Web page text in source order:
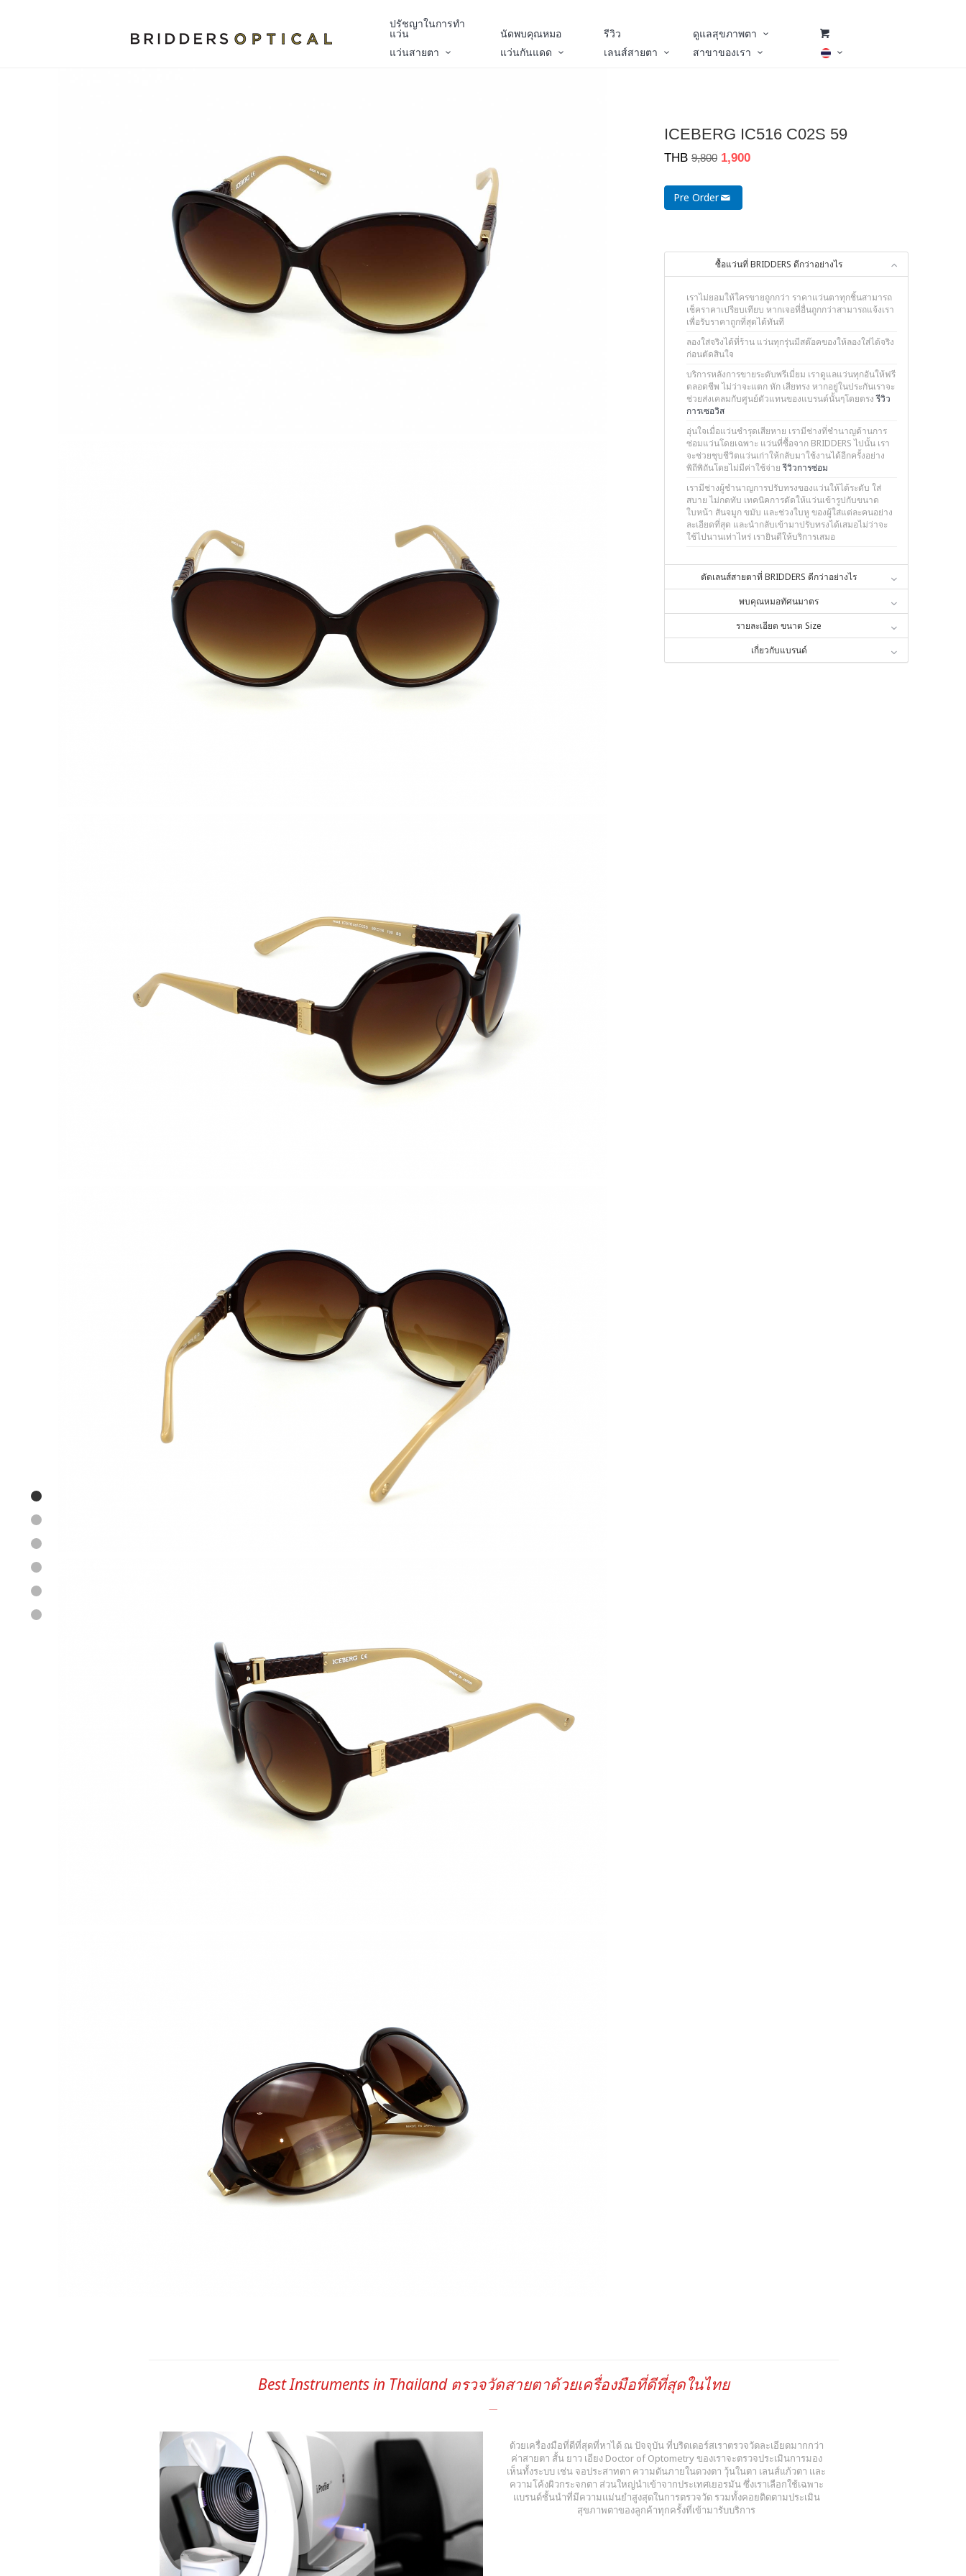
ปรัชญาในการทำ
แว่น นัดพบคุณหมอ รีวิว
ดูแลสุขภาพตา
แว่นสายตา
แว่นกันแดด เลนส์สายตา สาขาของเรา
ICEBERG IC516 C02S 59
THB 9,800 1,900
Pre Order
ซื้อแว่นที่ BRIDDERS ดีกว่าอย่างไร
เราไม่ยอมให้ใครขายถูกกว่า ราคาแว่นตาทุกชิ้นสามารถ
เช็คราคาเปรียบเทียบ หากเจอที่อื่นถูกกว่าสามารถแจ้งเรา
เพื่อรับราคาถูกที่สุดได้ทันที
ลองใส่จริงได้ที่ร้าน แว่นทุกรุ่นมีสต๊อคของให้ลองใส่ได้จริง
ก่อนตัดสินใจ
บริการหลังการขายระดับพรีเมี่ยม เราดูแลแว่นทุกอันให้ฟรี
ตลอดชีพ ไม่ว่าจะแตก หัก เสียทรง หากอยู่ในประกันเราจะ
ช่วยส่งเคลมกับศูนย์ตัวแทนของแบรนด์นั้นๆโดยตรงรีวิว
การเซอวิส
อุ่นใจเมื่อแว่นชำรุดเสียหาย เรามีช่างที่ชำนาญด้านการ
ซ่อมแว่นโดยเฉพาะ แว่นที่ซื้อจาก BRIDDERS ไปนั้น เรา
จะช่วยชุบชีวิตแว่นเก่าให้กลับมาใช้งานได้อีกครั้งอย่าง
พิถีพิถันโดยไม่มีค่าใช้จ่ายรีวิวการซ่อม
เรามีช่างผู้ชำนาญการปรับทรงของแว่นให้ได้ระดับ ใส่
สบาย ไม่กดทับ เทคนิคการดัดให้แว่นเข้ารูปกับขนาด
ใบหน้า สันจมูก ขมับ และช่วงใบหู ของผู้ใส่แต่ละคนอย่าง
ละเอียดที่สุด และนำกลับเข้ามาปรับทรงได้เสมอไม่ว่าจะ
ใช้ไปนานเท่าไหร่ เรายินดีให้บริการเสมอ
ตัดเลนส์สายตาที่ BRIDDERS ดีกว่าอย่างไร
พบคุณหมอทัศนมาตร
รายละเอียด ขนาด Size
เกี่ยวกับแบรนด์
Best Instruments in Thailand ตรวจวัดสายตาด้วยเครื่องมือที่ดีที่สุดในไทย
ด้วยเครื่องมือที่ดีที่สุดที่หาได้ ณ ปัจจุบัน ที่บริดเดอร์สเราตรวจวัดละเอียดมากกว่า
ค่าสายตา สั้น ยาว เอียง Doctor of Optometry ของเราจะตรวจประเมินการมอง
เห็นทั้งระบบ เช่น จอประสาทตา ความดันภายในดวงตา วุ้นในตา เลนส์แก้วตา และ
ความโค้งผิวกระจกตา ส่วนใหญ่นำเข้าจากประเทศเยอรมัน ซึ่งเราเลือกใช้เฉพาะ
แบรนด์ชั้นนำที่มีความแม่นยำสูงสุดในการตรวจวัด รวมทั้งคอยติดตามประเมิน
สุขภาพตาของลูกค้าทุกครั้งที่เข้ามารับบริการ